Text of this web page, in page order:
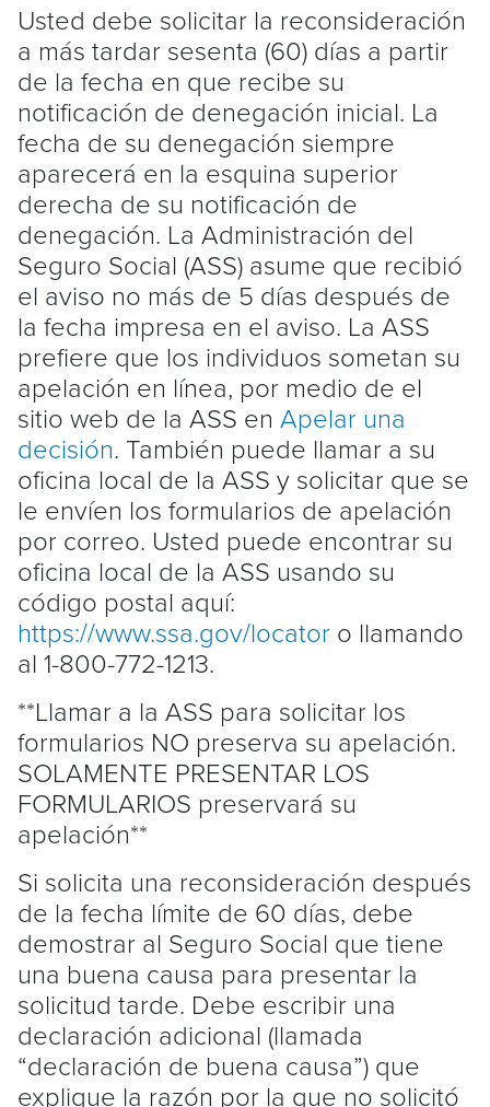
Usted debe solicitar la reconsideración
a más tardar sesenta (60) días a partir
de la fecha en que recibe su
notificación de denegación inicial. La
fecha de su denegación siempre
aparecerá en la esquina superior
derecha de su notificación de
denegación. La Administración del
Seguro Social (ASS) asume que recibió
el aviso no más de 5 días después de
la fecha impresa en el aviso. La ASS
prefiere que los individuos sometan su
apelación en línea, por medio de el
sitio web de la ASS en Apelar una
decisión. También puede llamar a su
oficina local de la ASS y solicitar que se
le envíen los formularios de apelación
por correo. Usted puede encontrar su
oficina local de la ASS usando su
código postal aquí:
https://www.ssa.gov/locator o llamando
al 1-800-772-1213.
**Llamar a la ASS para solicitar los
formularios NO preserva su apelación.
SOLAMENTE PRESENTAR LOS
FORMULARIOS preservará su
apelación**
Si solicita una reconsideración después
de la fecha límite de 60 días, debe
demostrar al Seguro Social que tiene
una buena causa para presentar la
solicitud tarde. Debe escribir una
declaración adicional (llamada
“declaración de buena causa”) que
explique la razón por la que no solicitó